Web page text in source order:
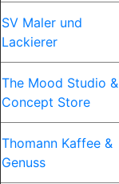
SV Maler und
Lackierer
The Mood Studio &
Concept Store
Thomann Kaffee &
Genuss